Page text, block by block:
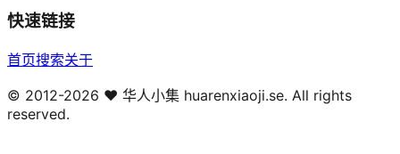
快速链接
首页搜索关于
© 2012-2026 ❤️ 华人小集 huarenxiaoji.se. All rights
reserved.